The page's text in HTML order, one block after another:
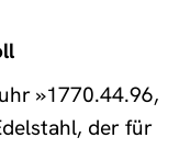
»1770.44.96,
der für